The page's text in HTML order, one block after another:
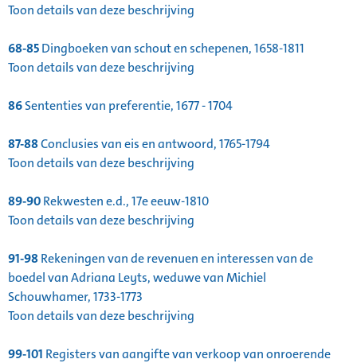
Toon details van deze beschrijving
68-85Dingboeken van schout en schepenen, 1658-1811
Toon details van deze beschrijving
86Sententies van preferentie, 1677 - 1704
87-88Conclusies van eis en antwoord, 1765-1794
Toon details van deze beschrijving
89-90Rekwesten e.d., 17e eeuw-1810
Toon details van deze beschrijving
91-98Rekeningen van de revenuen en interessen van de
boedel van Adriana Leyts, weduwe van Michiel
Schouwhamer, 1733-1773
Toon details van deze beschrijving
99-101 Registers van aangifte van verkoop van onroerende